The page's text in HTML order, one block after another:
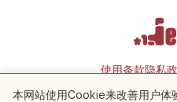
使用条款隐私
本网站使用Cookie来改善用户体